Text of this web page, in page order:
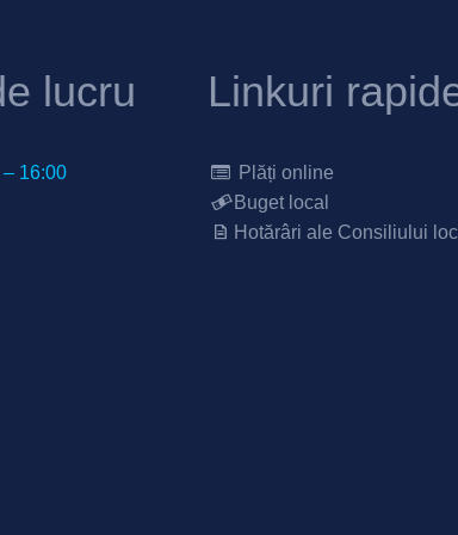
lucru
16:00
Linkuri
Plăți online
Buget local
Hotărâri ale Consiliului